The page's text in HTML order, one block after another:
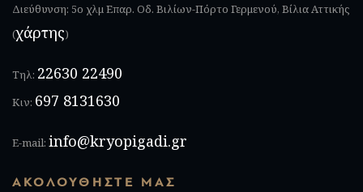
Διεύθυνση: 5ο χλμ Επαρ. Οδ. Βιλίων-Πόρτο Γερμενού, Βίλια Αττικής
(χάρτης)
Τηλ: 22630 22490
Κιν: 697 8131630
E-mail: info@kryopigadi.gr
ΑΚΟΛΟΥΘΉΣΤΕ ΜΑΣ